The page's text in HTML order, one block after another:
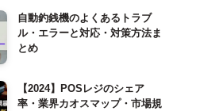
自動釣銭機のよくあるトラブ
ル・エラーと対応・対策方法ま
とめ
【2024】POSレジのシェア
率・業界カオスマップ・市場規